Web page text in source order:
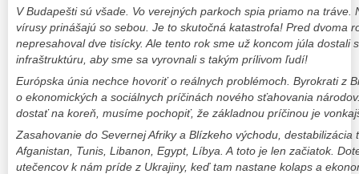
V Budapešti sú všade. Vo verejných parkoch spia priamo na tráve.
vírusy prinášajú so sebou. Je to skutočná katastrofa! Pred dvoma
nepresahoval dve tisícky. Ale tento rok sme už koncom júla dostali
infraštruktúru, aby sme sa vyrovnali s takým prílivom ľudí!
Európska únia nechce hovoriť o reálnych problémoch. Byrokrati z
o ekonomických a sociálnych príčinách nového sťahovania
dostať na koreň, musíme pochopiť, že základnou príčinou je
Zasahovanie do Severnej Afriky a Blízkeho východu, destabilizácia
Afganistan, Tunis, Libanon, Egypt, Líbya. A toto je len začiatok.
utečencov k nám príde z Ukrajiny, keď tam nastane kolaps a